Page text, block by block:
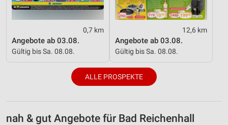
0,7 km
Angebote ab 03.08.
Gültig bis Sa. 08.08.
12,6 km
Angebote ab 03.08.
Gültig bis Sa. 08.08.
ALLE PROSPEKTE
nah & gut Angebote für Bad Reichenhall
Verwendung genauer Standortdaten
Geräte anhand von aktiv angeforderten
Informationen identifizieren
Nicht-IAB-Verarbeitungszwecke: